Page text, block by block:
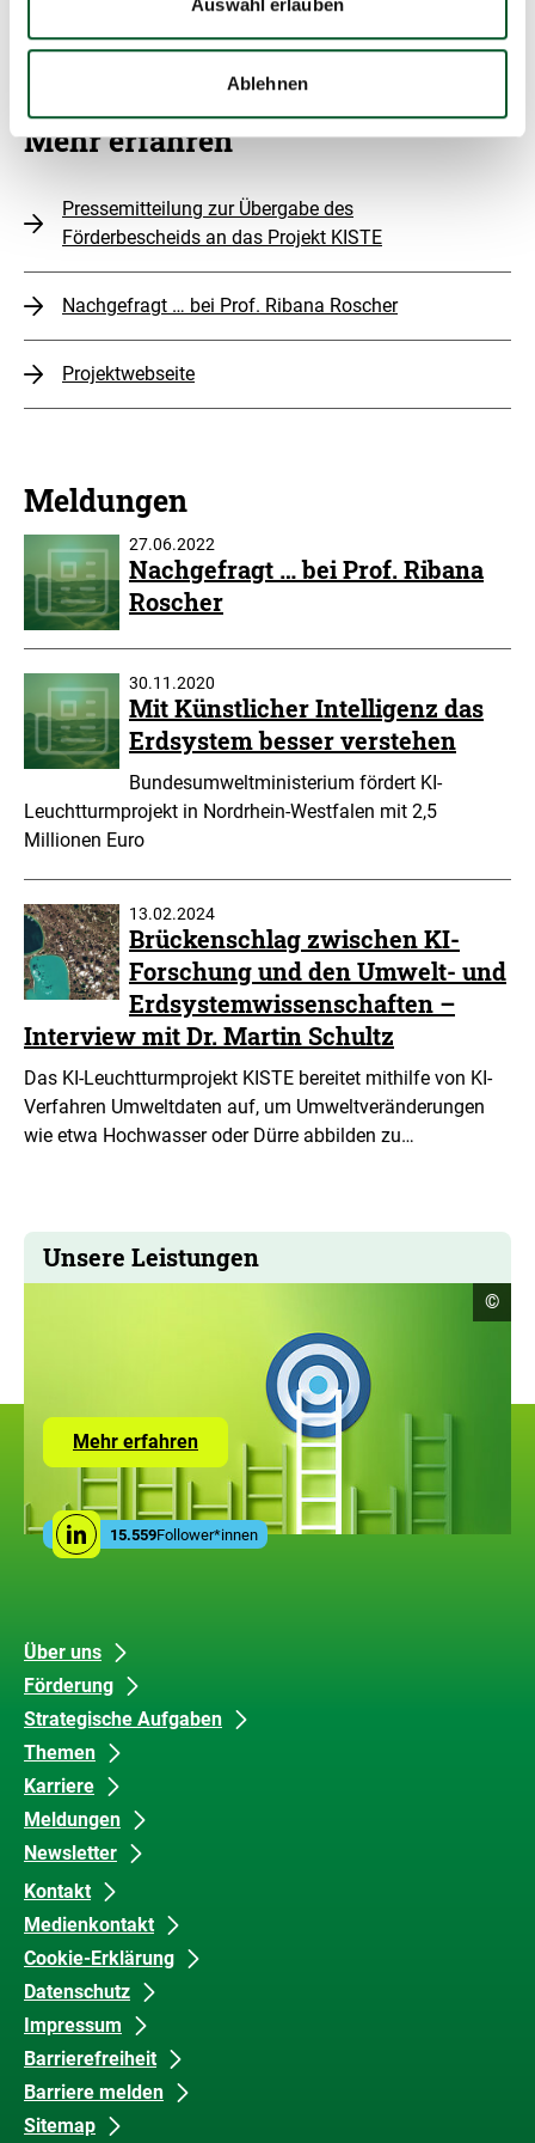
Auswahl erlauben
Ablehnen
Mehr erfahren
Pressemitteilung zur Übergabe des
Förderbescheids an das Projekt KISTE
Nachgefragt … bei Prof. Ribana Roscher
Projektwebseite
Meldungen
27.06.2022
Nachgefragt … bei Prof. Ribana
Roscher
30.11.2020
Mit Künstlicher Intelligenz das
Erdsystem besser verstehen
Bundesumweltministerium fördert KI-
Leuchtturmprojekt in Nordrhein-Westfalen mit 2,5
Millionen Euro
13.02.2024
Brückenschlag zwischen KI-
Forschung und den Umwelt- und
Erdsystemwissenschaften –
Interview mit Dr. Martin Schultz
Das KI-Leuchtturmprojekt KISTE bereitet mithilfe von KI-
Verfahren Umweltdaten auf, um Umweltveränderungen
wie etwa Hochwasser oder Dürre abbilden zu…
Unsere Leistungen
Mehr erfahrenZur
Seite
den
Leistungen
der
ZUG
Social
MediaLinkedin
15.559Follower*innen
©
Unsere
Inhalte
Über uns
Förderung
Strategische Aufgaben
Themen
Karriere
Meldungen
Newsletter
Datenschutz
und
Barrierefreiheit
Kontakt
Medienkontakt
Cookie-Erklärung
Datenschutz
Impressum
Barrierefreiheit
Barriere melden
Sitemap